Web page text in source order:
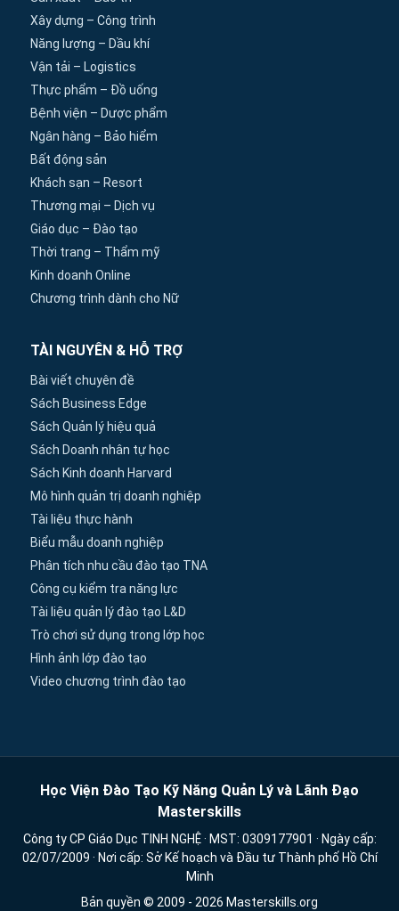
Xây dựng – Công trình
Năng lượng – Dầu khí
Vận tải – Logistics
Thực phẩm – Đồ uống
Bệnh viện – Dược phẩm
Ngân hàng – Bảo hiểm
Bất động sản
Khách sạn – Resort
Thương mại – Dịch vụ
Giáo dục – Đào tạo
Thời trang – Thẩm mỹ
Kinh doanh Online
Chương trình dành cho Nữ
TÀI NGUYÊN & HỖ TRỢ
Bài viết chuyên đề
Sách Business Edge
Sách Quản lý hiệu quả
Sách Doanh nhân tự học
Sách Kinh doanh Harvard
Mô hình quản trị doanh nghiệp
Tài liệu thực hành
Biểu mẫu doanh nghiệp
Phân tích nhu cầu đào tạo TNA
Công cụ kiểm tra năng lực
Tài liệu quản lý đào tạo L&D
Trò chơi sử dụng trong lớp học
Hình ảnh lớp đào tạo
Video chương trình đào tạo
Học Viện Đào Tạo Kỹ Năng Quản Lý và Lãnh Đạo
Masterskills
Công ty CP Giáo Dục TINH NGHỆ · MST: 0309177901 · Ngày cấp:
02/07/2009 · Nơi cấp: Sở Kế hoạch và Đầu tư Thành phố Hồ Chí
Minh
Bản quyền © 2009 - 2026 Masterskills.org